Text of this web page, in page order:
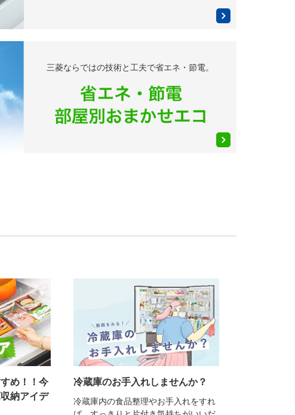
三菱ならではの技術と工夫で省エネ・節電。
め！！今
納アイデ
冷蔵庫のお手入れしませんか？
冷蔵庫内の食品整理やお手入れをすれ